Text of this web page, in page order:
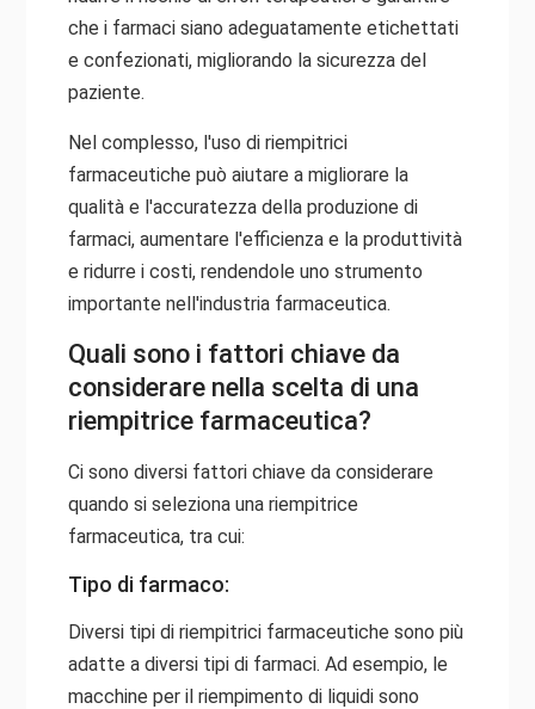
che i farmaci siano adeguatamente etichettati
e confezionati, migliorando la sicurezza del
paziente.
Nel complesso, l'uso di riempitrici
farmaceutiche può aiutare a migliorare la
qualità e l'accuratezza della produzione di
farmaci, aumentare l'efficienza e la produttività
e ridurre i costi, rendendole uno strumento
importante nell'industria farmaceutica.
Quali sono i fattori chiave da
considerare nella scelta di una
riempitrice farmaceutica?
Ci sono diversi fattori chiave da considerare
quando si seleziona una riempitrice
farmaceutica, tra cui:
Tipo di farmaco:
Diversi tipi di riempitrici farmaceutiche sono più
adatte a diversi tipi di farmaci. Ad esempio, le
macchine per il riempimento di liquidi sono